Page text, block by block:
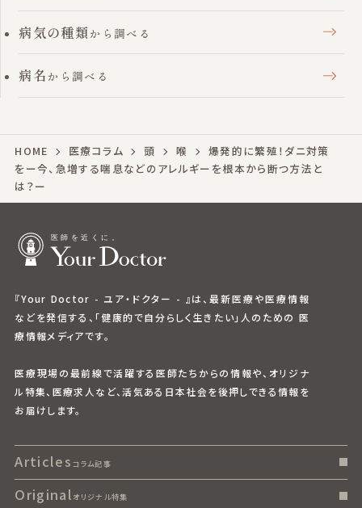
病気の種類から調べる
病名 から調べる
HOME 医療コラム 頭 喉
爆発的に繁殖！ダニ対策
をー今、急増する喘息などのアレルギーを根本から断つ方法と
は？ー
『Your Doctor - ユア・ドクター - 』は、最新医療や医療情報
などを発信する、「健康的で自分らしく生きたい」人のための 医
療情報メディアです。
医療現場の最前線で活躍する医師たちからの情報や、オリジナ
ル特集、医療求人など、活気ある日本社会を後押しできる情報を
お届けします。
Articles コラム記事
Original オリジナル特集